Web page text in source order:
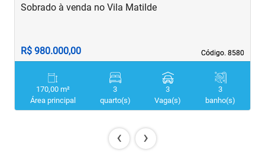
Código. 8580
Código. 8580
Sobrado à venda no Vila Matilde
R$ 980.000,00
170,00 m²
Área principal
3
quarto(s)
3
Vaga(s)
3
banho(s)
‹ ›